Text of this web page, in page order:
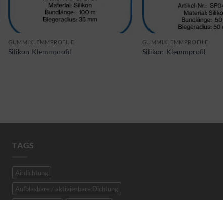
GUMMIKLEMMPROFILE
Silikon-Klemmprofil
GUMMIKLEMMPROFILE
Silikon-Klemmprofil
TAGS
Airdichtung
Aufblasbare / aktivierbare Dichtung